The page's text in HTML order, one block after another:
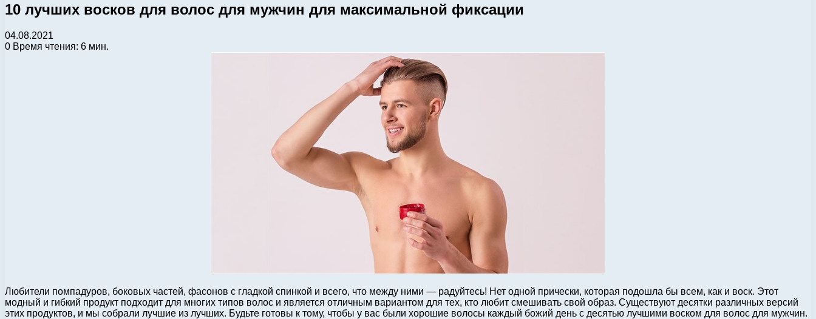
10 лучших восков для волос для мужчин для максимальной фиксации
04.08.2021
0 Время чтения: 6 мин.
Любители помпадуров, боковых частей, фасонов с гладкой спинкой и всего, что между ними — радуйтесь! Нет одной прически, которая подошла бы всем, как и воск. Этот
модный и гибкий продукт подходит для многих типов волос и является отличным вариантом для тех, кто любит смешивать свой образ. Существуют десятки различных версий
этих продуктов, и мы собрали лучшие из лучших. Будьте готовы к тому, чтобы у вас были хорошие волосы каждый божий день с десятью лучшими воском для волос для мужчин.